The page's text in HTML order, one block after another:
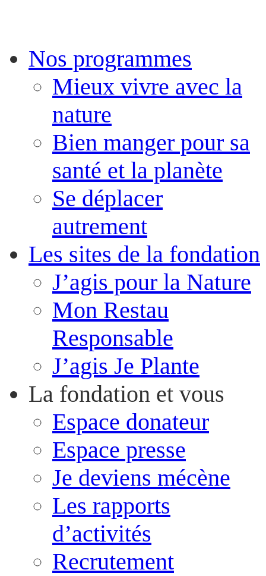
Nos programmes
Mieux vivre avec la
nature
Bien manger pour sa
santé et la planète
Se déplacer
autrement
Les sites de la fondation
J’agis pour la Nature
Mon Restau
Responsable
J’agis Je Plante
La fondation et vous
Espace donateur
Espace presse
Je deviens mécène
Les rapports
d’activités
Recrutement